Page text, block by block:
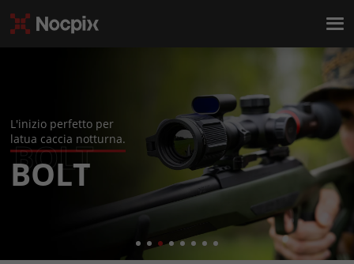
VEDERE
ATTRAVERSO
L'OSCURITÀ